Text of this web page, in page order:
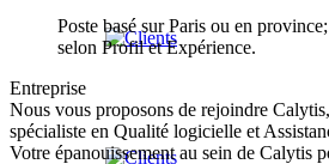
Poste basé sur Paris ou en
selon Profil et Expérience.
Entreprise
Nous vous proposons de rejoindre
spécialiste en Qualité logicielle et
Votre épanouissement au sein de Calytis